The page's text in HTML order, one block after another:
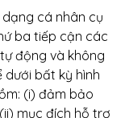
cá nhân cụ
ba tiếp cận các
động và không
dưới bất kỳ hình
(i) đảm bảo
mục đích hỗ trợ